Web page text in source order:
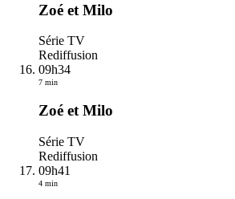
Zoé et Milo
Série TV
Rediffusion
09h34
7 min
Zoé et Milo
Série TV
Rediffusion
09h41
4 min